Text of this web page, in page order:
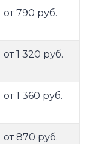
от 790 руб.
от 1 320 руб.
от 1 360 руб.
от 870 руб.